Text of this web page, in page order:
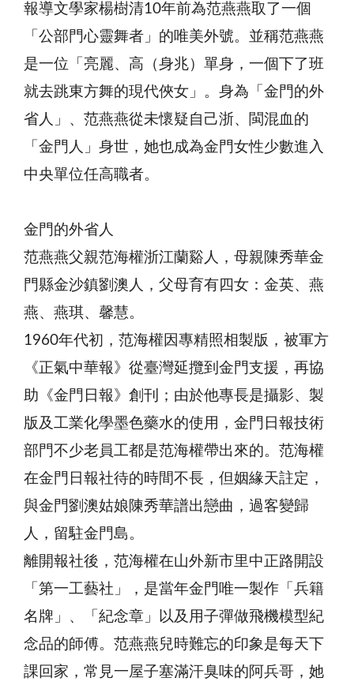
報導文學家楊樹清10年前為范燕燕取了一個
「公部門心靈舞者」的唯美外號。並稱范燕燕
是一位「亮麗、高（身兆）單身，一個下了班
就去跳東方舞的現代俠女」。身為「金門的外
省人」、范燕燕從未懷疑自己浙、閩混血的
「金門人」身世，她也成為金門女性少數進入
中央單位任高職者。
金門的外省人
范燕燕父親范海權浙江蘭谿人，母親陳秀華金
門縣金沙鎮劉澳人，父母育有四女：金英、燕
燕、燕琪、馨慧。
1960年代初，范海權因專精照相製版，被軍方
《正氣中華報》從臺灣延攬到金門支援，再協
助《金門日報》創刊；由於他專長是攝影、製
版及工業化學墨色藥水的使用，金門日報技術
部門不少老員工都是范海權帶出來的。范海權
在金門日報社待的時間不長，但姻緣天註定，
與金門劉澳姑娘陳秀華譜出戀曲，過客變歸
人，留駐金門島。
離開報社後，范海權在山外新市里中正路開設
「第一工藝社」，是當年金門唯一製作「兵籍
名牌」、「紀念章」以及用子彈做飛機模型紀
念品的師傅。范燕燕兒時難忘的印象是每天下
課回家，常見一屋子塞滿汗臭味的阿兵哥，她